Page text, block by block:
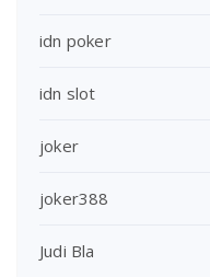
idn poker
idn slot
joker
joker388
Judi Bla